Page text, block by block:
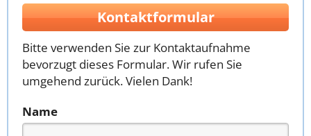
Kontaktformular
Bitte verwenden Sie zur Kontaktaufnahme
bevorzugt dieses Formular. Wir rufen Sie
umgehend zurück. Vielen Dank!
Name